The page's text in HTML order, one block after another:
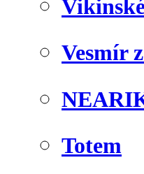
Vesmír
Totem